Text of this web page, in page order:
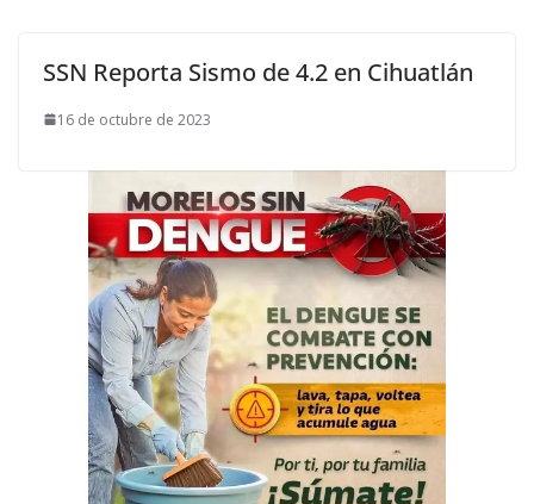
SSN Reporta Sismo de 4.2 en Cihuatlán
16 de octubre de 2023